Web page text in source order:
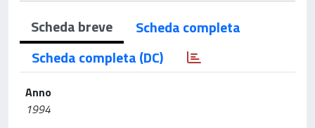
Scheda breve
Scheda completa
Scheda completa (DC)
Anno
1994